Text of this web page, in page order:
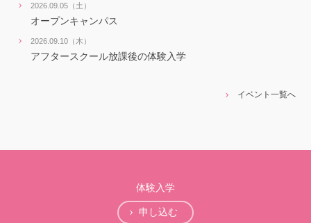
2026.09.05（土）
オープンキャンパス
2026.09.10（木）
アフタースクール放課後の体験入学
イベント一覧へ
体験入学
申し込む